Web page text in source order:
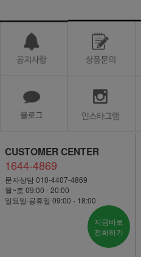
CUSTOMER CENTER
1644-4869
문자상담 010-4407-4869
월~토 09:00 - 20:00
일요일·공휴일 09:00 - 18:00
지금바로
전화하기